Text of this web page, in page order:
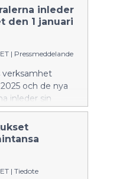
edistämään
juoksutuksia
inleder
den 1 januari
| Pressmeddelande
verksamhet
och de nya
inleder sin
2026.
centralernas
till
I fortsättningen
på adressen
| Tiedote